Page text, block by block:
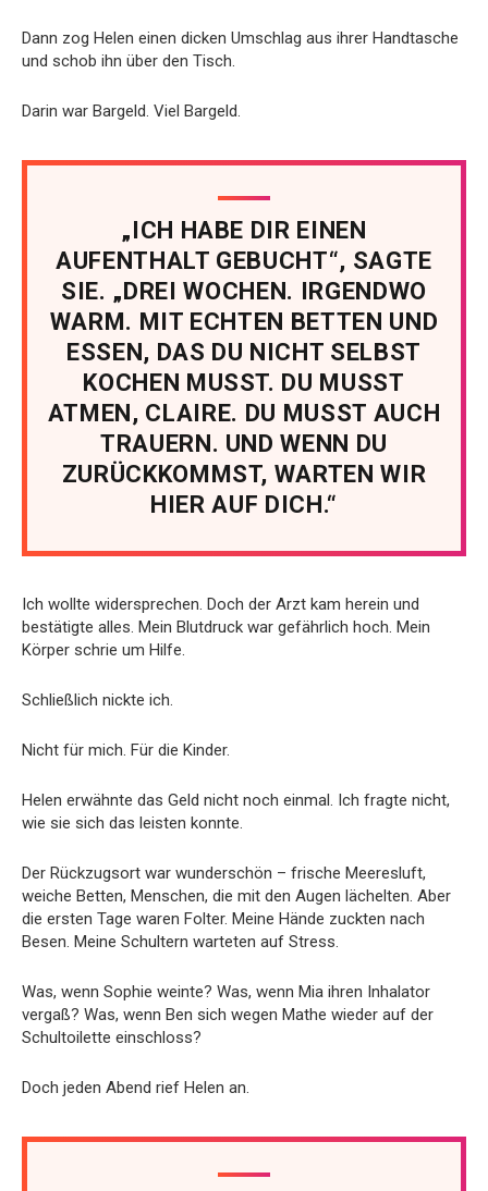
Dann zog Helen einen dicken Umschlag aus ihrer Handtasche
und schob ihn über den Tisch.
Darin war Bargeld. Viel Bargeld.
„ICH HABE DIR EINEN
AUFENTHALT GEBUCHT“, SAGTE
SIE. „DREI WOCHEN. IRGENDWO
WARM. MIT ECHTEN BETTEN UND
ESSEN, DAS DU NICHT SELBST
KOCHEN MUSST. DU MUSST
ATMEN, CLAIRE. DU MUSST AUCH
TRAUERN. UND WENN DU
ZURÜCKKOMMST, WARTEN WIR
HIER AUF DICH.“
Ich wollte widersprechen. Doch der Arzt kam herein und
bestätigte alles. Mein Blutdruck war gefährlich hoch. Mein
Körper schrie um Hilfe.
Schließlich nickte ich.
Nicht für mich. Für die Kinder.
Helen erwähnte das Geld nicht noch einmal. Ich fragte nicht,
wie sie sich das leisten konnte.
Der Rückzugsort war wunderschön – frische Meeresluft,
weiche Betten, Menschen, die mit den Augen lächelten. Aber
die ersten Tage waren Folter. Meine Hände zuckten nach
Besen. Meine Schultern warteten auf Stress.
Was, wenn Sophie weinte? Was, wenn Mia ihren Inhalator
vergaß? Was, wenn Ben sich wegen Mathe wieder auf der
Schultoilette einschloss?
Doch jeden Abend rief Helen an.